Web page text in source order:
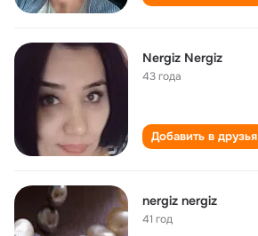
Nergiz Nergiz
43 года
Добавить в друзья
nergiz nergiz
41 год